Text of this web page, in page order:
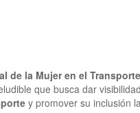
de la Mujer en el Transporte
que busca dar
y promover su inclusión